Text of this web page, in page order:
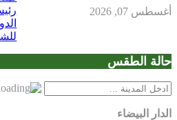
أغسطس 07, 2026
حالة الطقس
الدار البيضاء